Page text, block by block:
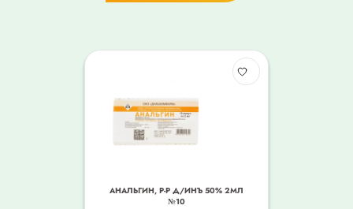
АНАЛЬГИН, Р-Р Д/ИНЪ 50% 2МЛ
№10